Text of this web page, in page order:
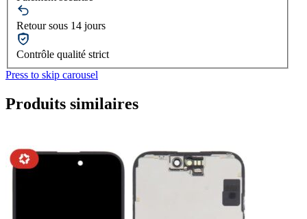
Retour sous 14 jours
Contrôle qualité strict
Press to skip carousel
Produits similaires